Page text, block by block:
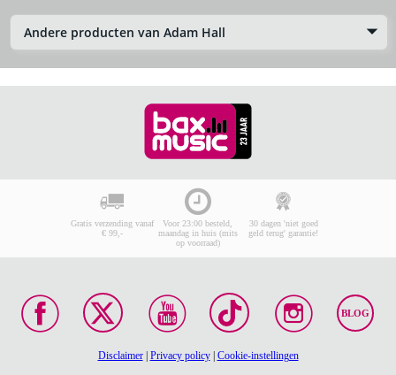
Andere producten van Adam Hall
Gratis verzending vanaf
€ 99,-
Voor 23:00 besteld,
maandag in huis (mits
op voorraad)
30 dagen 'niet goed
geld terug' garantie!
BLOG
Disclaimer| Privacy policy| Cookie-instellingen